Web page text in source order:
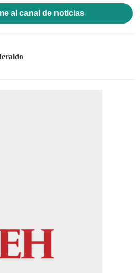
al canal de noticias